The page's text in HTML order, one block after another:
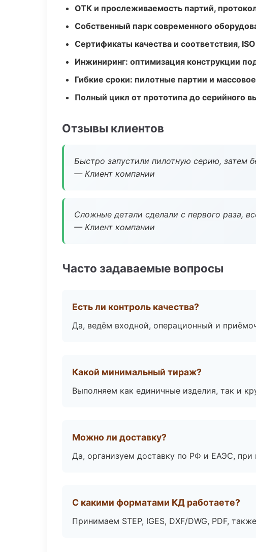
ОТК и прослеживаемость партий,
Собственный парк современного
Сертификаты качества и соответствия,
Инжиниринг: оптимизация конструкции
Гибкие сроки: пилотные партии и
Полный цикл от прототипа до серийного
Отзывы клиентов
Быстро запустили пилотную серию, затем
— Клиент компании
Сложные детали сделали с первого раза,
— Клиент компании
Часто задаваемые вопросы
Есть ли контроль качества?
Да, ведём входной, операционный и
Какой минимальный тираж?
Выполняем как единичные изделия, так и
Можно ли доставку?
Да, организуем доставку по РФ и ЕАЭС,
С какими форматами КД работаете?
Принимаем STEP, IGES, DXF/DWG, PDF,